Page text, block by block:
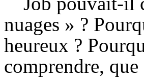
nuages » ?
heureux ?
comprendre,